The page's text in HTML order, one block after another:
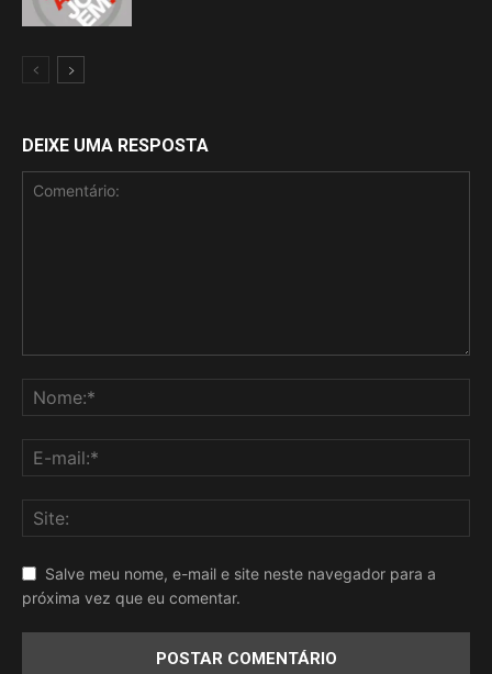
DEIXE UMA RESPOSTA
Salve meu nome, e-mail e site neste navegador para a
próxima vez que eu comentar.